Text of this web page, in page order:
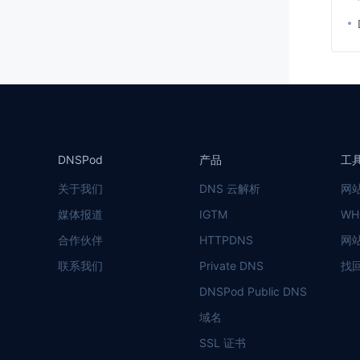
DNSPod
关于我们
媒体报道
合作伙伴
联系我们
产品
DNS 云解析
IGTM
HTTPDNS
Private DNS
DNSPod Public DNS
域名
SSL 证书
工
网
网
找